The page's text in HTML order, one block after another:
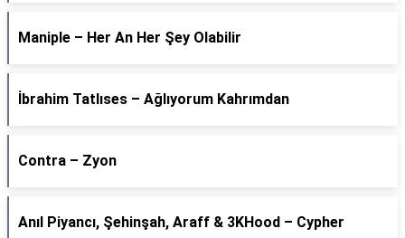
Maniple – Her An Her Şey Olabilir
İbrahim Tatlıses – Ağlıyorum Kahrımdan
Contra – Zyon
Anıl Piyancı, Şehinşah, Araff & 3KHood – Cypher